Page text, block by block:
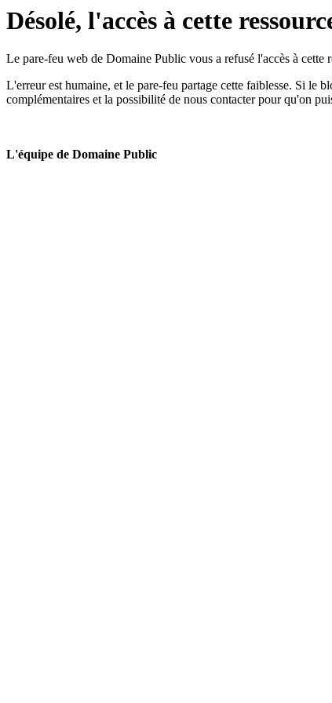
Désolé, l'accès à cette
Le pare-feu web de Domaine Public vous a refusé l'accès à cette
L'erreur est humaine, et le pare-feu partage cette faiblesse. Si le
complémentaires et la possibilité de nous contacter pour qu'on
L'équipe de Domaine Public